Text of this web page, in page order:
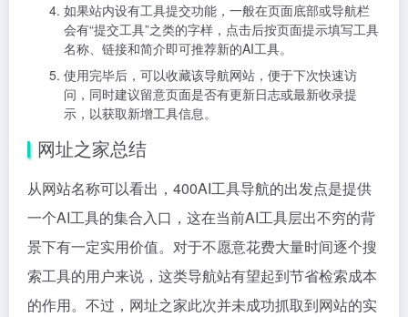
如果站内设有工具提交功能，一般在页面底部或导航栏
会有“提交工具”之类的字样，点击后按页面提示填写工具
名称、链接和简介即可推荐新的AI工具。
使用完毕后，可以收藏该导航网站，便于下次快速访
问，同时建议留意页面是否有更新日志或最新收录提
示，以获取新增工具信息。
网址之家总结
从网站名称可以看出，400AI工具导航的出发点是提供
一个AI工具的集合入口，这在当前AI工具层出不穷的背
景下有一定实用价值。对于不愿意花费大量时间逐个搜
索工具的用户来说，这类导航站有望起到节省检索成本
的作用。不过，网址之家此次并未成功抓取到网站的实